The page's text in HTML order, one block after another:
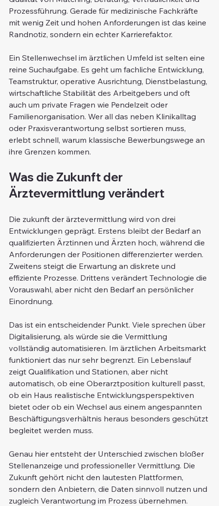
Prozessführung. Gerade für medizinische Fachkräfte
mit wenig Zeit und hohen Anforderungen ist das keine
Randnotiz, sondern ein echter Karrierefaktor.
Ein Stellenwechsel im ärztlichen Umfeld ist selten eine
reine Suchaufgabe. Es geht um fachliche Entwicklung,
Teamstruktur, operative Ausrichtung, Dienstbelastung,
wirtschaftliche Stabilität des Arbeitgebers und oft
auch um private Fragen wie Pendelzeit oder
Familienorganisation. Wer all das neben Klinikalltag
oder Praxisverantwortung selbst sortieren muss,
erlebt schnell, warum klassische Bewerbungswege an
ihre Grenzen kommen.
Was die Zukunft der
Ärztevermittlung verändert
Die zukunft der ärztevermittlung wird von drei
Entwicklungen geprägt. Erstens bleibt der Bedarf an
qualifizierten Ärztinnen und Ärzten hoch, während die
Anforderungen der Positionen differenzierter werden.
Zweitens steigt die Erwartung an diskrete und
effiziente Prozesse. Drittens verändert Technologie die
Vorauswahl, aber nicht den Bedarf an persönlicher
Einordnung.
Das ist ein entscheidender Punkt. Viele sprechen über
Digitalisierung, als würde sie die Vermittlung
vollständig automatisieren. Im ärztlichen Arbeitsmarkt
funktioniert das nur sehr begrenzt. Ein Lebenslauf
zeigt Qualifikation und Stationen, aber nicht
automatisch, ob eine Oberarztposition kulturell passt,
ob ein Haus realistische Entwicklungsperspektiven
bietet oder ob ein Wechsel aus einem angespannten
Beschäftigungsverhältnis heraus besonders geschützt
begleitet werden muss.
Genau hier entsteht der Unterschied zwischen bloßer
Stellenanzeige und professioneller Vermittlung. Die
Zukunft gehört nicht den lautesten Plattformen,
sondern den Anbietern, die Daten sinnvoll nutzen und
zugleich Verantwortung im Prozess übernehmen.